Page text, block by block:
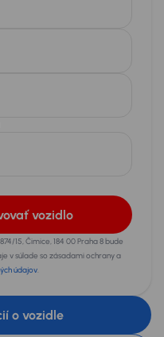
vozidlo
15, Čimice, 184 00 Praha 8 bude
v súlade so zásadami ochrany a
údajov.
o vozidle